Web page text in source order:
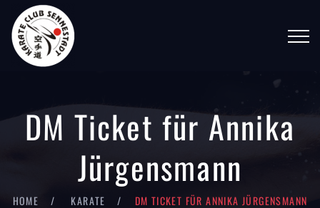
DM Ticket für Annika
Jürgensmann
HOME KARATE DM TICKET FÜR ANNIKA JÜRGENSMANN